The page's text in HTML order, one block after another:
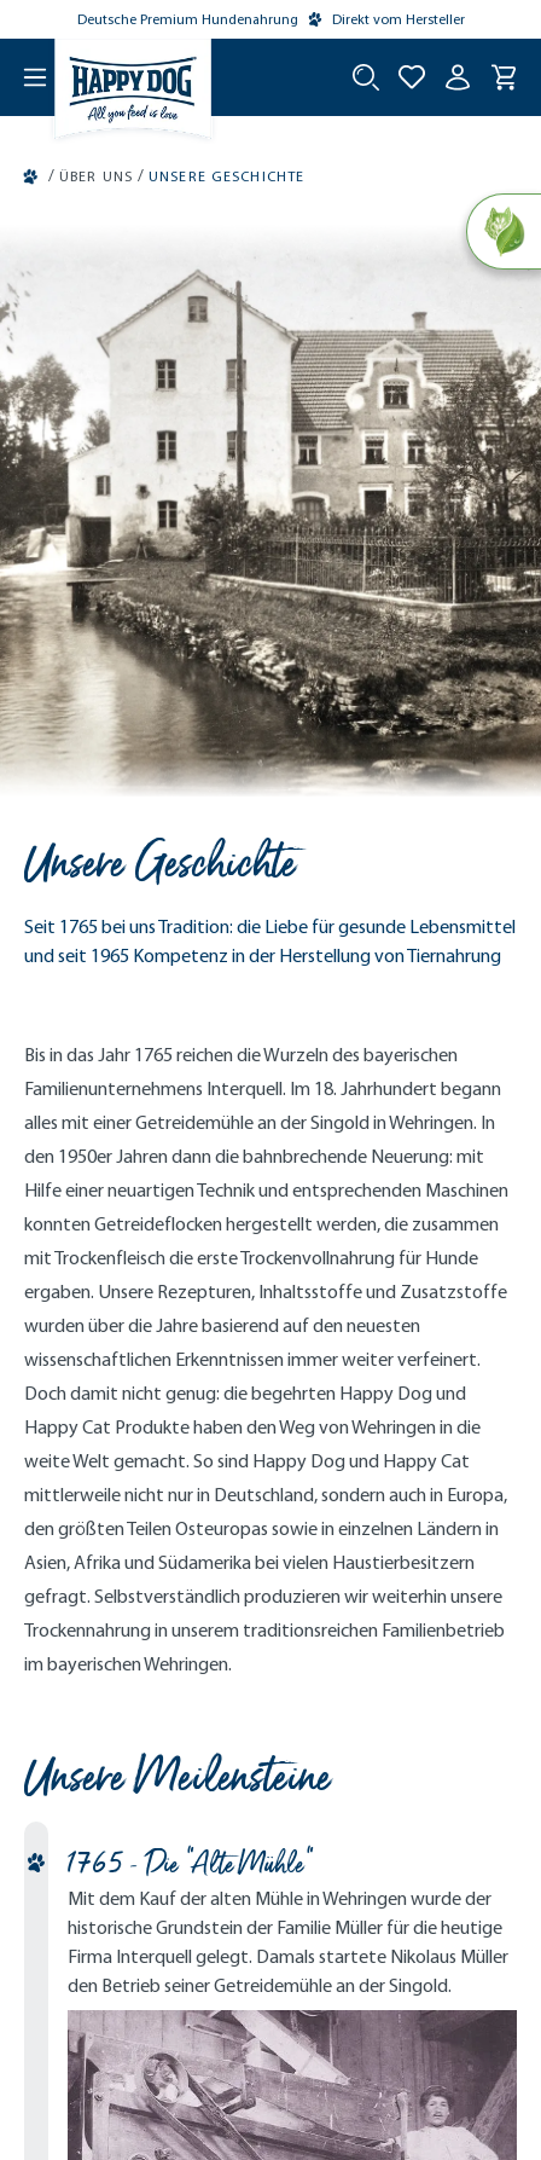
springen
Deutsche Premium Hundenahrung Direkt vom Hersteller
/ ÜBER UNS / UNSERE GESCHICHTE
Unsere Geschichte
Seit 1765 bei uns Tradition: die Liebe für gesunde Lebensmittel
und seit 1965 Kompetenz in der Herstellung von Tiernahrung
Bis in das Jahr 1765 reichen die Wurzeln des bayerischen
Familienunternehmens Interquell. Im 18. Jahrhundert begann
alles mit einer Getreidemühle an der Singold in Wehringen. In
den 1950er Jahren dann die bahnbrechende Neuerung: mit
Hilfe einer neuartigen Technik und entsprechenden Maschinen
konnten Getreideflocken hergestellt werden, die zusammen
mit Trockenfleisch die erste Trockenvollnahrung für Hunde
ergaben. Unsere Rezepturen, Inhaltsstoffe und Zusatzstoffe
wurden über die Jahre basierend auf den neuesten
wissenschaftlichen Erkenntnissen immer weiter verfeinert.
Doch damit nicht genug: die begehrten Happy Dog und
Happy Cat Produkte haben den Weg von Wehringen in die
weite Welt gemacht. So sind Happy Dog und Happy Cat
mittlerweile nicht nur in Deutschland, sondern auch in Europa,
den größten Teilen Osteuropas sowie in einzelnen Ländern in
Asien, Afrika und Südamerika bei vielen Haustierbesitzern
gefragt. Selbstverständlich produzieren wir weiterhin unsere
Trockennahrung in unserem traditionsreichen Familienbetrieb
im bayerischen Wehringen.
Unsere Meilensteine
1765 - Die "Alte Mühle"
Mit dem Kauf der alten Mühle in Wehringen wurde der
historische Grundstein der Familie Müller für die heutige
Firma Interquell gelegt. Damals startete Nikolaus Müller
den Betrieb seiner Getreidemühle an der Singold.